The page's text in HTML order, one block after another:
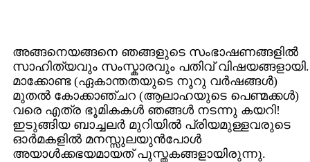
അങ്ങനെയങ്ങനെ ഞങ്ങളുടെ സംഭാഷണങ്ങളില്‍
സാഹിത്യവും സംസ്കാരവും പതിവ് വിഷയങ്ങളായി.
മാക്കോണ്ട (ഏകാന്തതയുടെ നൂറു വര്‍ഷങ്ങള്‍)
മുതല്‍ കോക്കാഞ്ചറ (ആലാഹയുടെ പെണ്മക്കള്‍)
വരെ എത്ര ഭൂമികകള്‍ ഞങ്ങള്‍ നടന്നു കയറി!
ഇടുങ്ങിയ ബാച്ചലര്‍ മുറിയില്‍ പ്രിയമുള്ളവരുടെ
ഓര്‍മകളില്‍ മനസ്സുലയുന്‍പോള്‍
അയാള്‍ക്കഭയമായത് പുസ്തകങ്ങളായിരുന്നു.